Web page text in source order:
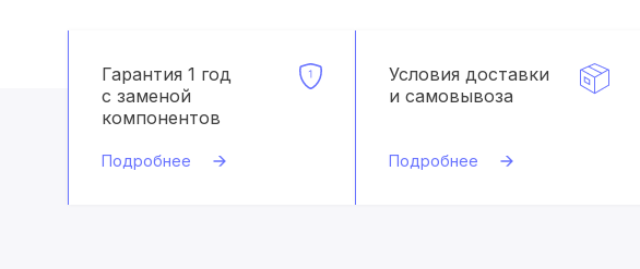
Гарантия 1 год
с заменой
компонентов
Подробнее
Условия доставки
и самовывоза
Подробнее